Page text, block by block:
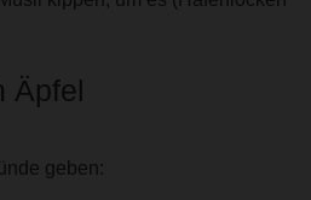
Äpfel
geben: